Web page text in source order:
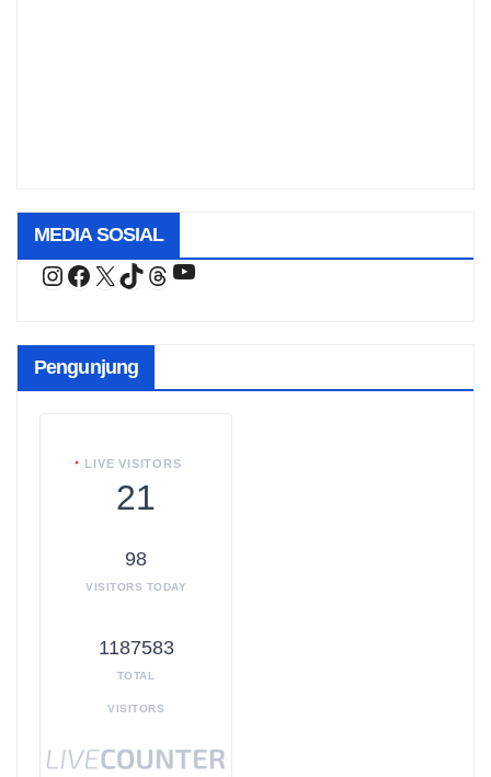
MEDIA SOSIAL
Instagram
Facebook
X TikTok
Threads
YouTube
Pengunjung
LIVE VISITORS
21
98
VISITORS TODAY
1187583
TOTAL
VISITORS